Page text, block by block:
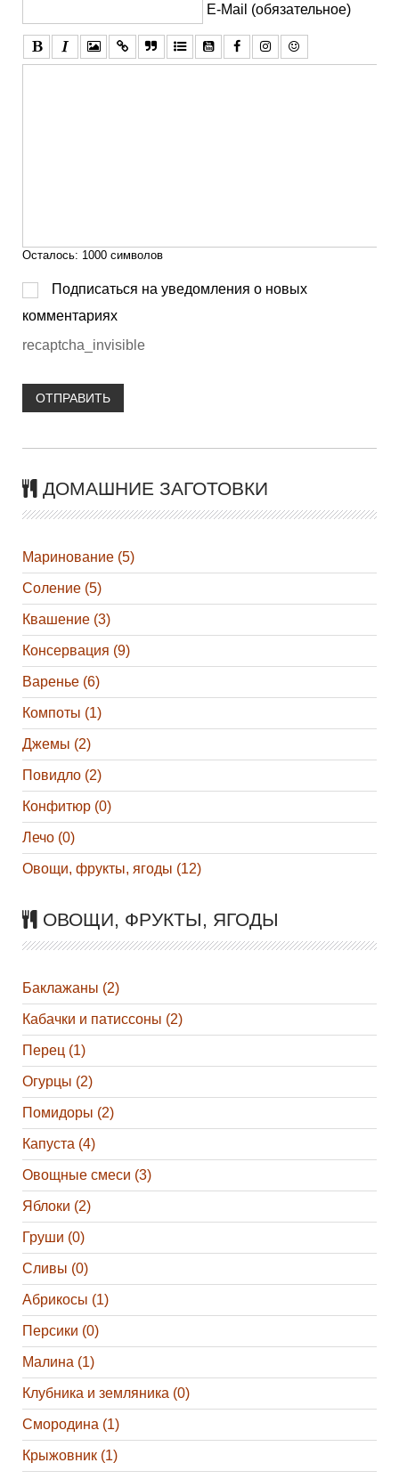
E-Mail (обязательное)
Осталось: 1000 символов
Подписаться на уведомления о новых
комментариях
recaptcha_invisible
ОТПРАВИТЬ
ДОМАШНИЕ ЗАГОТОВКИ
Маринование (5)
Соление (5)
Квашение (3)
Консервация (9)
Варенье (6)
Компоты (1)
Джемы (2)
Повидло (2)
Конфитюр (0)
Лечо (0)
Овощи, фрукты, ягоды (12)
ОВОЩИ, ФРУКТЫ, ЯГОДЫ
Баклажаны (2)
Кабачки и патиссоны (2)
Перец (1)
Огурцы (2)
Помидоры (2)
Капуста (4)
Овощные смеси (3)
Яблоки (2)
Груши (0)
Сливы (0)
Абрикосы (1)
Персики (0)
Малина (1)
Клубника и земляника (0)
Смородина (1)
Крыжовник (1)